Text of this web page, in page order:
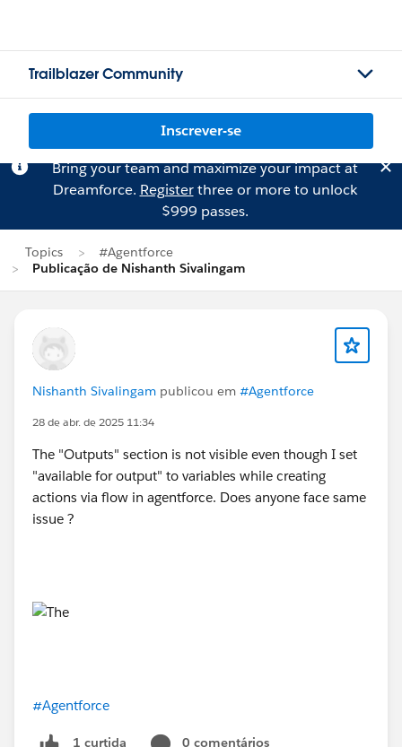
Trailblazer Community
Inscrever-se
Bring your team and maximize your impact at
Dreamforce. Registerthree or more to unlock
$999 passes.
Topics
#Agentforce
Publicação de Nishanth Sivalingam
Nishanth Sivalingam publicou em #Agentforce
28 de abr. de 2025 11:34
The "Outputs" section is not visible even though I set
"available for output" to variables while creating
actions via flow in agentforce. Does anyone face same
issue ?
#Agentforce
1 curtida
0 comentários